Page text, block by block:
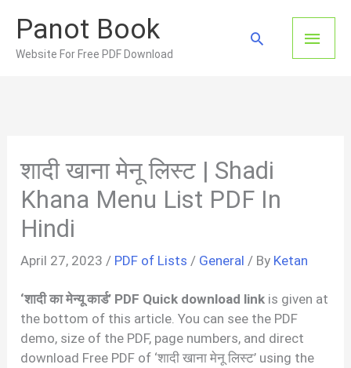
content
Panot Book
Website For Free PDF Download
Main
Search
शादी खाना मेनू लिस्ट | Shadi
Khana Menu List PDF In
Hindi
April 27, 2023 / PDF of Lists / General / By Ketan
‘शादी का मेन्यू कार्ड’ PDF Quick download link is given at
the bottom of this article. You can see the PDF
demo, size of the PDF, page numbers, and direct
download Free PDF of ‘शादी खाना मेनू लिस्ट’ using the